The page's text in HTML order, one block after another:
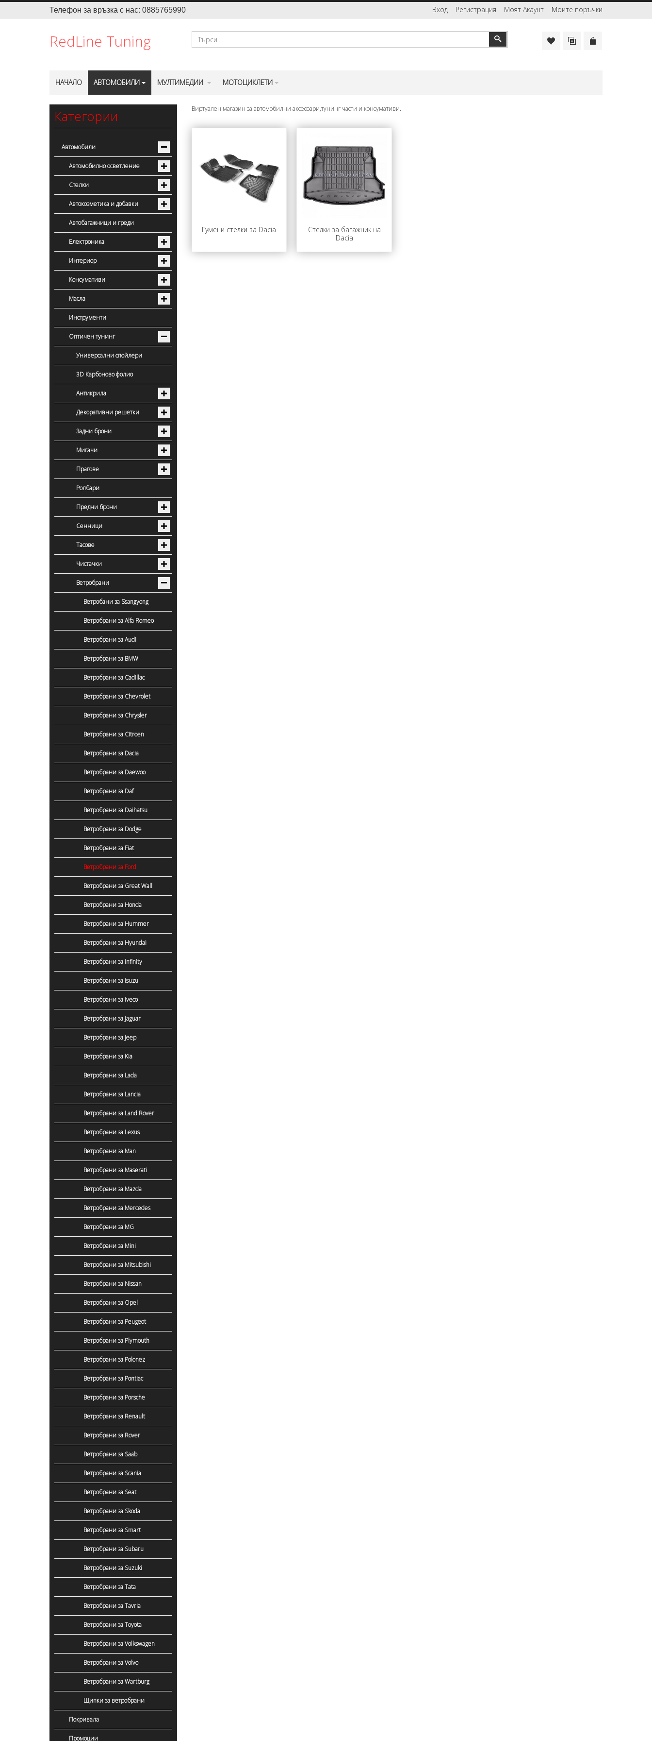
Телефон за връзка с нас: 0885765990 Вход Регистрация Моят Акаунт Моите поръчки
RedLine Tuning Търсене
НАЧАЛО АВТОМОБИЛИ МУЛТИМЕДИИ МОТОЦИКЛЕТИ
Категории
Автомобили
Автомобилно осветление
Стелки
Автокозметика и добавки
Автобагажници и греди
Електроника
Интериор
Консумативи
Масла
Инструменти
Оптичен тунинг
Универсални спойлери
3D Карбоново фолио
Антикрила
Декоративни решетки
Задни брони
Мигачи
Прагове
Ролбари
Предни брони
Сенници
Тасове
Чистачки
Ветробрани
Ветробани за Ssangyong
Ветробрани за Alfa Romeo
Ветробрани за Audi
Ветробрани за BMW
Ветробрани за Cadillac
Ветробрани за Chevrolet
Ветробрани за Chrysler
Ветробрани за Citroen
Ветробрани за Dacia
Ветробрани за Daewoo
Ветробрани за Daf
Ветробрани за Daihatsu
Ветробрани за Dodge
Ветробрани за Fiat
Ветробрани за Ford
Ветробрани за Great Wall
Ветробрани за Honda
Ветробрани за Hummer
Ветробрани за Hyundai
Ветробрани за Infinity
Ветробрани за Isuzu
Ветробрани за Iveco
Ветробрани за Jaguar
Ветробрани за Jeep
Ветробрани за Kia
Ветробрани за Lada
Ветробрани за Lancia
Ветробрани за Land Rover
Ветробрани за Lexus
Ветробрани за Man
Ветробрани за Maserati
Ветробрани за Mazda
Ветробрани за Mercedes
Ветробрани за MG
Ветробрани за Mini
Ветробрани за Mitsubishi
Ветробрани за Nissan
Ветробрани за Opel
Ветробрани за Peugeot
Ветробрани за Plymouth
Ветробрани за Polonez
Ветробрани за Pontiac
Ветробрани за Porsche
Ветробрани за Renault
Ветробрани за Rover
Ветробрани за Saab
Ветробрани за Scania
Ветробрани за Seat
Ветробрани за Skoda
Ветробрани за Smart
Ветробрани за Subaru
Ветробрани за Suzuki
Ветробрани за Tata
Ветробрани за Tavria
Ветробрани за Toyota
Ветробрани за Volkswagen
Ветробрани за Volvo
Ветробрани за Wartburg
Щипки за ветробрани
Покривала
Промоции
Виртуален магазин за автомобилни аксесоари,тунинг части и консумативи.
Гумени стелки за Dacia
Стелки за багажник на
Dacia